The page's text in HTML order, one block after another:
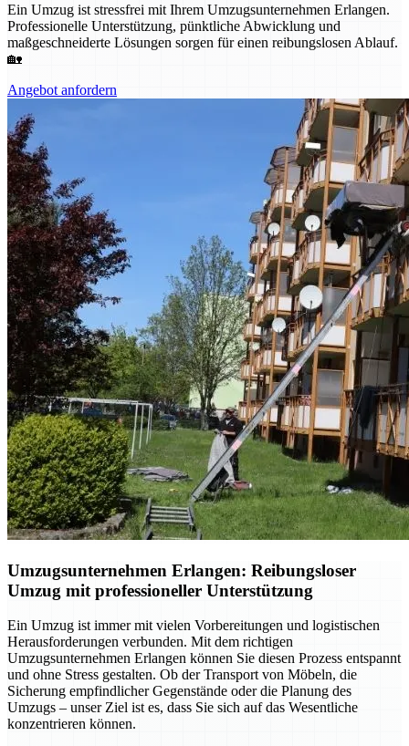
Ein Umzug ist stressfrei mit Ihrem Umzugsunternehmen Erlangen.
Professionelle Unterstützung, pünktliche Abwicklung und
maßgeschneiderte Lösungen sorgen für einen reibungslosen Ablauf.
🏡
Angebot anfordern
Umzugsunternehmen Erlangen: Reibungsloser
Umzug mit professioneller Unterstützung
Ein Umzug ist immer mit vielen Vorbereitungen und logistischen
Herausforderungen verbunden. Mit dem richtigen
Umzugsunternehmen Erlangen können Sie diesen Prozess entspannt
und ohne Stress gestalten. Ob der Transport von Möbeln, die
Sicherung empfindlicher Gegenstände oder die Planung des
Umzugs – unser Ziel ist es, dass Sie sich auf das Wesentliche
konzentrieren können.